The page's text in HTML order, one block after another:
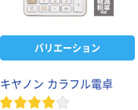
バリエーション
キヤノン カラフル電卓